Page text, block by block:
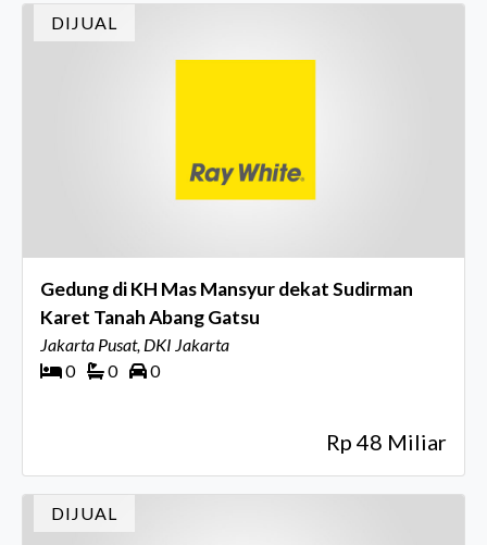
DIJUAL
Gedung di KH Mas Mansyur dekat Sudirman
Karet Tanah Abang Gatsu
Jakarta Pusat, DKI Jakarta
0
0 0
Rp 48 Miliar
DIJUAL